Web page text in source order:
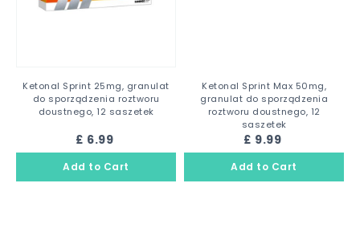
Ketonal Sprint 25mg, granulat
do sporządzenia roztworu
doustnego, 12 saszetek
£ 6.99
Ketonal Sprint Max 50mg,
granulat do sporządzenia
roztworu doustnego, 12
saszetek
£ 9.99